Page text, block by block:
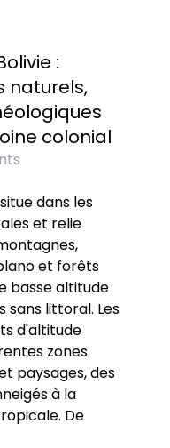
:
naturels,
colonial
dans les
et relie
et forêts
basse altitude
sans littoral. Les
d'altitude
zones
paysages, des
à la
De